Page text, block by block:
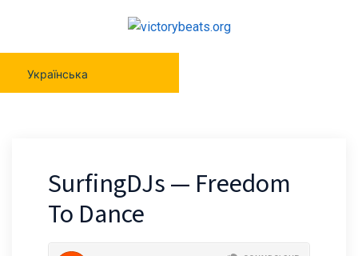
Українська
SurfingDJs — Freedom
To Dance